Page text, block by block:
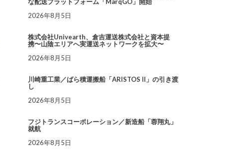
2026年8月5日
株式会社Univearth、倉吉運送株式会社と資本提
携〜山陰エリアへ実運送ネットワークを拡大〜
2026年8月5日
川崎重工業／ばら積運搬船「ARISTOS II」の引き渡
し
2026年8月5日
フジトランスコーポレーション／新造船「蓉翔丸」
就航
2026年8月5日